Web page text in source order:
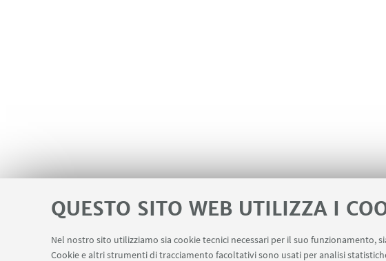
QUESTO SITO WEB UTILIZZA I
Nel nostro sito utilizziamo sia cookie tecnici necessari per il suo
Cookie e altri strumenti di tracciamento facoltativi sono usati per analisi
LINK UTILI Spazi Virtuali di Dipartimento (riservato autorizzati)